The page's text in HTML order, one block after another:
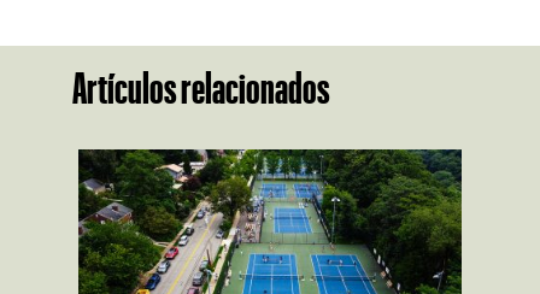
Artículos relacionados